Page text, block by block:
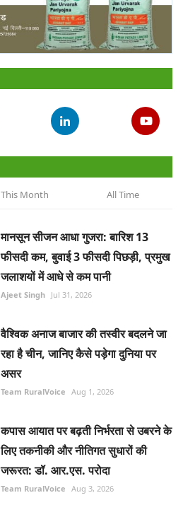
This Month All Time
मानसून सीजन आधा गुजरा: बारिश 13
फीसदी कम, बुवाई 3 फीसदी पिछड़ी, प्रमुख
जलाशयों में आधे से कम पानी
Ajeet Singh Jul 31, 2026
वैश्विक अनाज बाजार की तस्वीर बदलने जा
रहा है चीन, जानिए कैसे पड़ेगा दुनिया पर
असर
Team RuralVoice Aug 1, 2026
कपास आयात पर बढ़ती निर्भरता से उबरने के
लिए तकनीकी और नीतिगत सुधारों की
जरूरत: डॉ. आर.एस. परोदा
Team RuralVoice Aug 3, 2026